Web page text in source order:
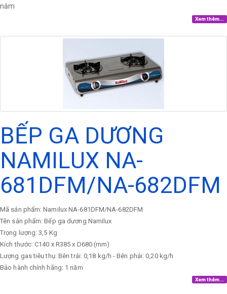
năm
Xem thêm...
BẾP GA DƯƠNG
NAMILUX NA-
681DFM/NA-682DFM
Mã sản phẩm: Namilux NA-681DFM/NA-682DFM
Tên sản phẩm: Bếp ga dương Namilux
Trọng lượng: 3,5 Kg
Kích thước: C140 x R385 x D680 (mm)
Lượng gas tiêu thụ: Bên trái: 0,18 kg/h - Bên phải: 0,20 kg/h
Bảo hành chính hãng: 1 năm
Xem thêm...